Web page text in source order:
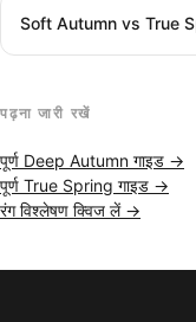
Soft Autumn vs True
पढ़ना जारी रखें
पूर्ण Deep Autumn गाइड →
पूर्ण True Spring गाइड →
रंग विश्लेषण क्विज लें →